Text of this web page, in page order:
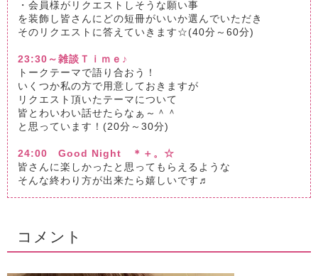
・会員様がリクエストしそうな願い事
を装飾し皆さんにどの短冊がいいか選んでいただき
そのリクエストに答えていきます☆(40分～60分)
23:30～雑談Ｔｉｍｅ♪
トークテーマで語り合おう！
いくつか私の方で用意しておきますが
リクエスト頂いたテーマについて
皆とわいわい話せたらなぁ～＾＾
と思っています！(20分～30分)
24:00 Good Night ＊＋。☆
皆さんに楽しかったと思ってもらえるような
そんな終わり方が出来たら嬉しいです♬
コメント